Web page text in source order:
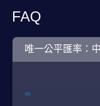
FAQ
唯一公平匯率：